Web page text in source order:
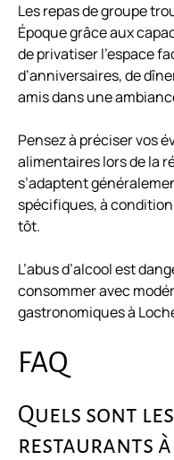
Les repas de groupe
Époque grâce aux
de privatiser l’espace
d’anniversaires, de
amis dans une
Pensez à préciser vos
alimentaires lors de la
s’adaptent
spécifiques, à
tôt.
L’abus d’alcool est
consommer avec
gastronomiques à
FAQ
Quels sont
restaurants à